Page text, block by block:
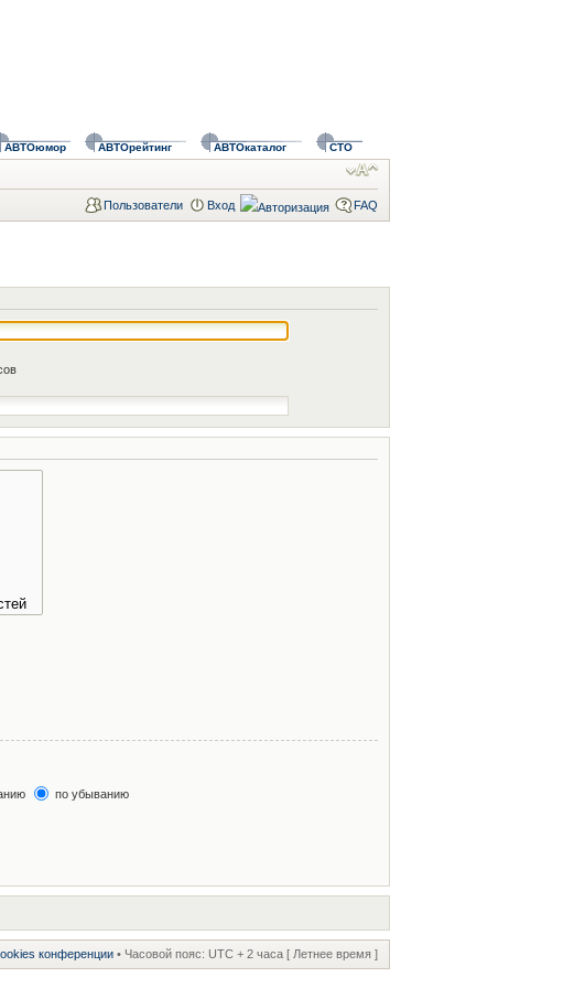
АВТОюмор АВТОрейтинг АВТОкаталог СТО
Пользователи Вход FAQ
по убыванию
конференции • Часовой пояс: UTC + 2 часа [ Летнее время ]